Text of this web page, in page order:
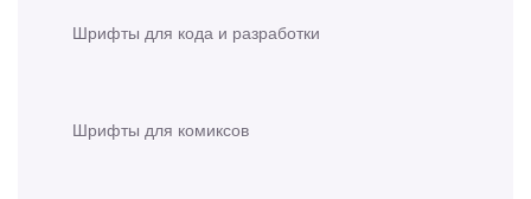
Шрифты для кода и разработки
Шрифты для комиксов